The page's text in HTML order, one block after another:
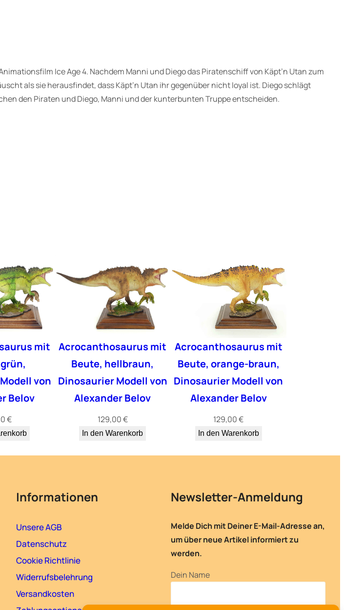
Ice Age 4. Nachdem Manni und Diego das Piratenschiff von Käpt’n Utan zum
als sie herausfindet, dass Käpt’n Utan ihr gegenüber nicht loyal ist. Diego schlägt
den Piraten und Diego, Manni und der kunterbunten Truppe entscheiden.
mit
von
Belov
€
Acrocanthosaurus mit
Beute, hellbraun,
Dinosaurier Modell von
Alexander Belov
129,00€
In den Warenkorb
Acrocanthosaurus mit
Beute, orange-braun,
Dinosaurier Modell von
Alexander Belov
129,00€
In den Warenkorb
Informationen
Unsere AGB
Datenschutz
Cookie Richtlinie
Widerrufsbelehrung
Versandkosten
Newsletter-Anmeldung
Melde Dich mit Deiner E-Mail-Adresse an,
um über neue Artikel informiert zu
werden.
Dein Name